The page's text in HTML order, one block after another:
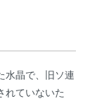
水晶で、旧ソ連
れていないた